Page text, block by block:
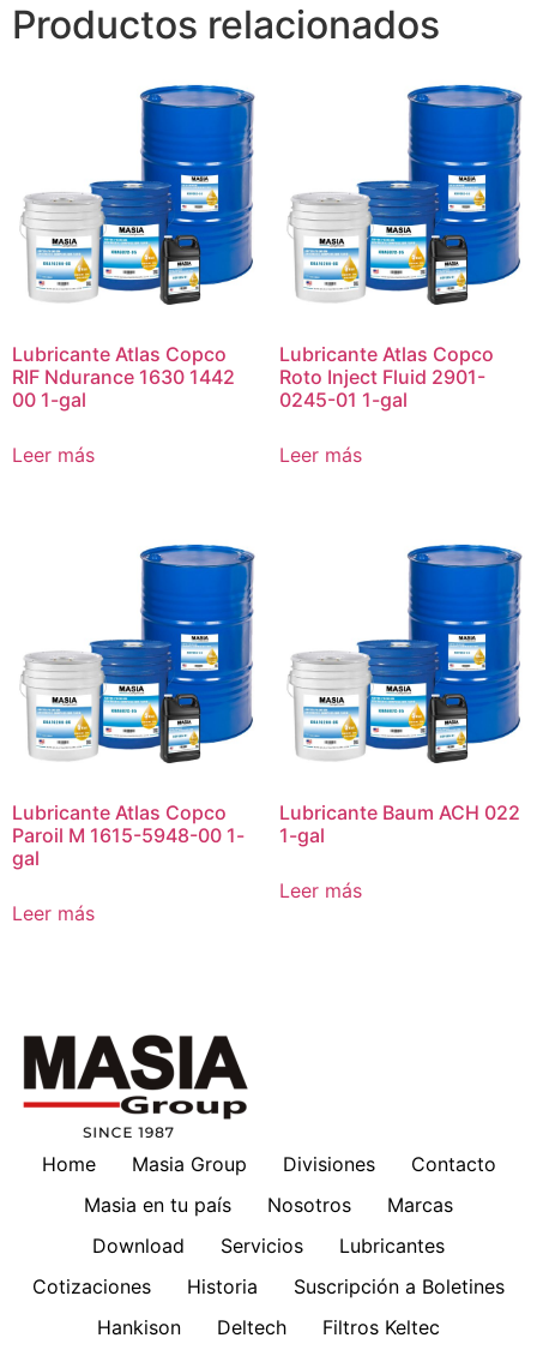
Productos relacionados
Lubricante Atlas Copco
RIF Ndurance 1630 1442
00 1-gal
Leer más
Lubricante Atlas Copco
Roto Inject Fluid 2901-
0245-01 1-gal
Leer más
Lubricante Atlas Copco
Paroil M 1615-5948-00 1-
gal
Leer más
Lubricante Baum ACH 022
1-gal
Leer más
Home Masia Group Divisiones
Contacto
Masia en tu país
Nosotros
Marcas
Download
Servicios
Lubricantes
Cotizaciones
Historia
Suscripción a Boletines
Hankison
Deltech
Filtros Keltec